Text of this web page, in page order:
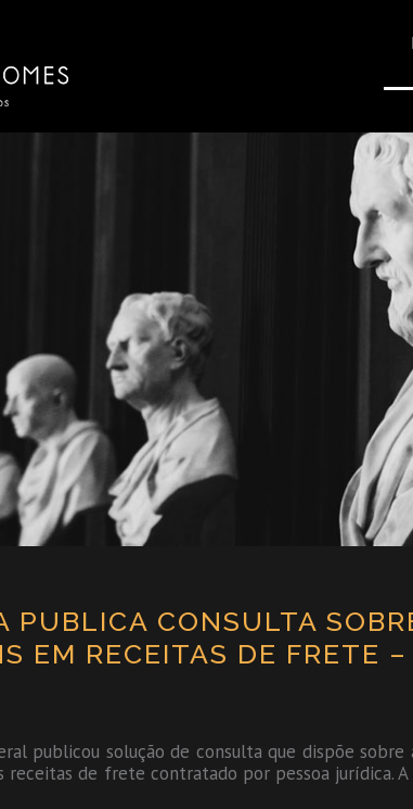
PUBLICA CONSULTA
EM RECEITAS DE FRETE
publicou solução de consulta que dispõe sobre
receitas de frete contratado por pessoa jurídica.